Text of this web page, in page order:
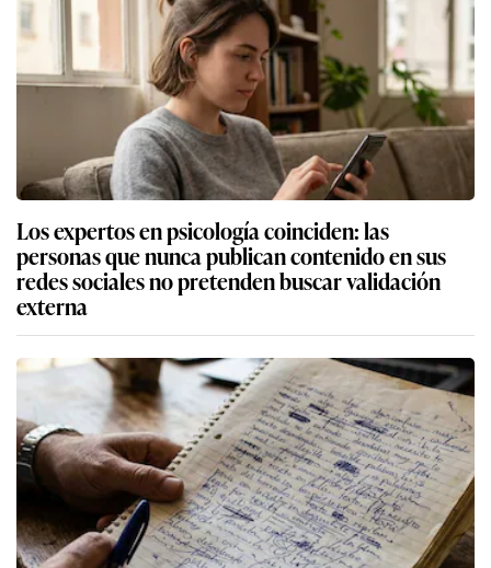
Los expertos en psicología coinciden: las
personas que nunca publican contenido en sus
redes sociales no pretenden buscar validación
externa